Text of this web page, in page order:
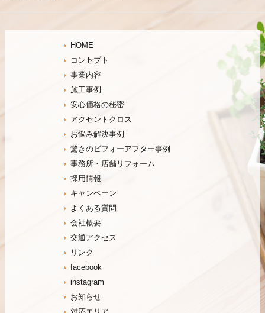
HOME
コンセプト
事業内容
施工事例
安心価格の秘密
アクセントクロス
お悩み解決事例
驚きのビフォーアフター事例
事務所・店舗リフォーム
採用情報
キャンペーン
よくある質問
会社概要
交通アクセス
リンク
facebook
instagram
お知らせ